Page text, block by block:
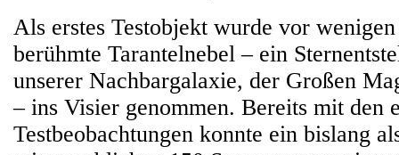
Als erstes Testobjekt wurde vor
berühmte Tarantelnebel – ein
unserer Nachbargalaxie, der Großen
– ins Visier genommen. Bereits mit den
Testbeobachtungen konnte ein bislang